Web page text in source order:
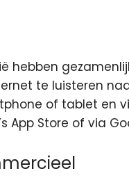
hebben
te luisteren
of tablet en
App Store of via